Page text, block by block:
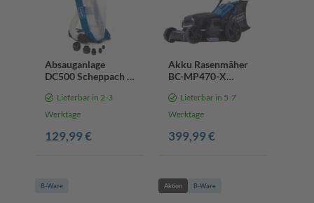
Absauganlage
DC500 Scheppach -
550W | Luftleistung
1150m3/h | inkl. 4-
Lieferbar in 2-3
Werktage
129,99 €
Akku Rasenmäher
BC-MP470-X
Schnittbreite | 700
m2 | Vario
fach Schnitthöhe |
Lieferbar in 5-7
Werktage
399,99 €
B-Ware Aktion B-Ware